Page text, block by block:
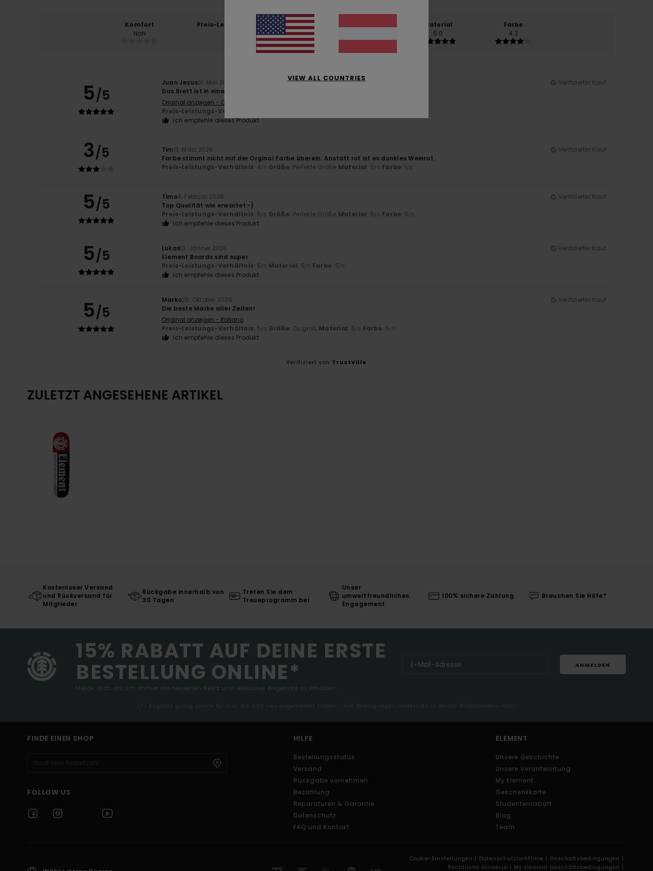
Komfort
NaN
Preis-Leistungs-Verhältnis
Zu klein Zu groß
Material
5.0
Farbe
4.2
5/5
Juan Jesus31. Mai 2026
Verifizierter Kauf
Das Brett ist in einwandfreiem Zustand.
Original anzeigen - Castellano
Preis-Leistungs-Verhältnis
Ich empfehle dieses Produkt
3/5 Tim13. März 2026
Verifizierter Kauf
Farbe stimmt nicht mit der Orginal Farbe überein. Anstatt rot ist es dunkles Weinrot.
Preis-Leistungs-Verhältnis: 4/5 Größe: Perfekte Größe Material: 5/5 Farbe: 1/5
5/5 Timo4. Februar 2026
Verifizierter Kauf
Top Qualität wie erwartet:-)
Preis-Leistungs-Verhältnis: 5/5 Größe: Perfekte Größe Material: 5/5 Farbe: 5/5
Ich empfehle dieses Produkt
5/5 Lukas13. Jänner 2026
Verifizierter Kauf
Element Boards sind super
Preis-Leistungs-Verhältnis: 5/5 Material: 5/5 Farbe: 5/5
Ich empfehle dieses Produkt
5/5
Marko28. Oktober 2025
Verifizierter Kauf
Die beste Marke aller Zeiten!
Original anzeigen - Italiano
Preis-Leistungs-Verhältnis: 5/5 Größe: Zu groß Material: 5/5 Farbe: 5/5
Ich empfehle dieses Produkt
Verifiziert von TrustVille
ZULETZT ANGESEHENE ARTIKEL
Kostenloser Versand
und Rückversand für
Mitglieder
Rückgabe innerhalb von
30 Tagen
Treten Sie dem
Treueprogramm bei
Unser
umweltfreundliches
Engagement
100% sichere Zahlung Brauchen Sie Hilfe?
15% RABATT AUF DEINE ERSTE
BESTELLUNG ONLINE*
Melde dich an, um immer die neuesten News und exklusive Angebote zu erhalten.
ANMELDEN
(*) Angebot gültig online für alle, die sich neu angemeldet haben - Alle Bedingungen findest du in deiner Willkommens-Mail
FINDE EINEN SHOP
FOLLOW US
HILFE
Bestellungsstatus
Versand
Rückgabe vornehmen
Bezahlung
Reparaturen & Garantie
Datenschutz
FAQ und Kontakt
ELEMENT
Unsere Geschichte
Unsere Verantwortung
My Element
Geschenkkarte
Studentenrabatt
Blog
Team
Cookie-Einstellungen | Datenschutzrichtlinie | Geschäftsbedingungen |
Rechtliche Hinweise | My Element Geschäftsbedingungen |
VIEW ALL COUNTRIES